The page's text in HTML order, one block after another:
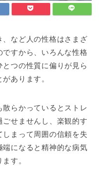
、など人の性格はさまざ
すから、いろんな性格
つの性質に偏りが見ら
あります。
らかっているとストレ
せませんし、楽観的す
まって周囲の信頼を失
端になると精神的な病気
す。